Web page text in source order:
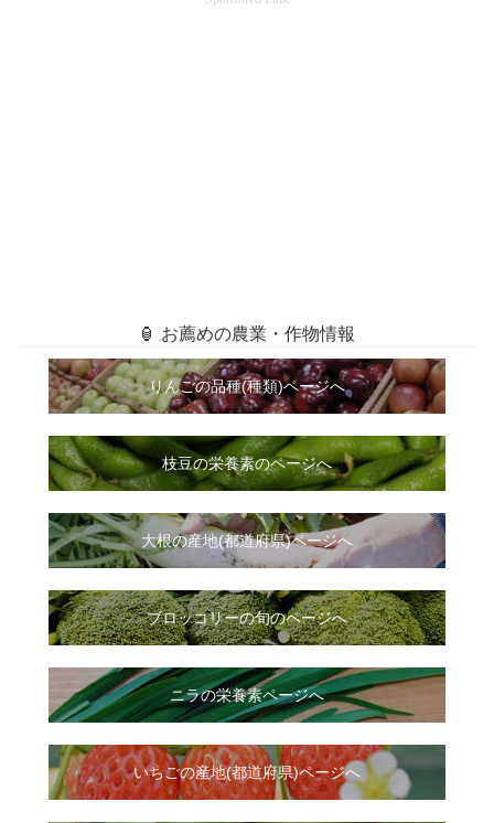
🏮 お薦めの農業・作物情報
りんごの品種(種類)ページへ
枝豆の栄養素のページへ
大根の産地(都道府県)ページへ
ブロッコリーの旬のページへ
ニラの栄養素ページへ
いちごの産地(都道府県)ページへ